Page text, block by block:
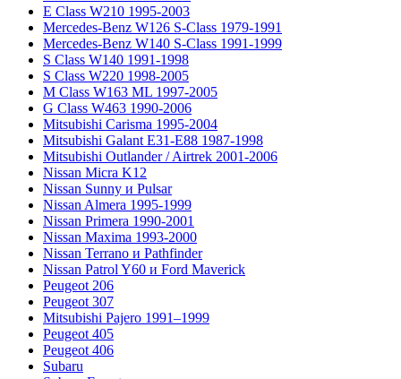
E Class W210 1995-2003
Mercedes-Benz W126 S-Class 1979-1991
Mercedes-Benz W140 S-Class 1991-1999
S Class W140 1991-1998
S Class W220 1998-2005
M Class W163 ML 1997-2005
G Class W463 1990-2006
Mitsubishi Carisma 1995-2004
Mitsubishi Galant E31-E88 1987-1998
Mitsubishi Outlander / Airtrek 2001-2006
Nissan Micra K12
Nissan Sunny и Pulsar
Nissan Almera 1995-1999
Nissan Primera 1990-2001
Nissan Maxima 1993-2000
Nissan Terrano и Pathfinder
Nissan Patrol Y60 и Ford Maverick
Peugeot 206
Peugeot 307
Mitsubishi Pajero 1991–1999
Peugeot 405
Peugeot 406
Subaru